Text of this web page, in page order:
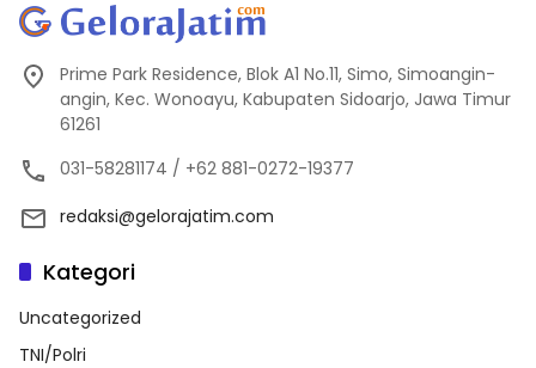
Prime Park Residence, Blok A1 No.11, Simo, Simoangin-
angin, Kec. Wonoayu, Kabupaten Sidoarjo, Jawa Timur
61261
031-58281174 / +62 881-0272-19377
redaksi@gelorajatim.com
Kategori
Uncategorized
TNI/Polri